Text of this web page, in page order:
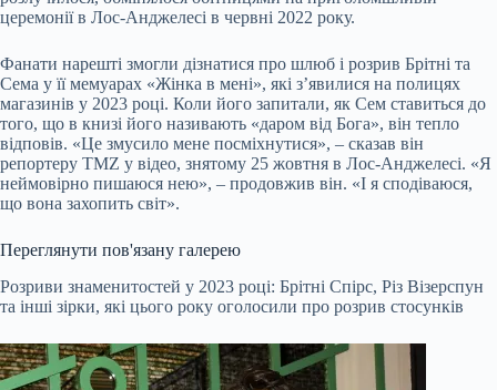
церемонії в Лос-Анджелесі в червні 2022 року.
Фанати нарешті змогли дізнатися про шлюб і розрив Брітні та
Сема у її мемуарах «Жінка в мені», які з’явилися на полицях
магазинів у 2023 році. Коли його запитали, як Сем ставиться до
того, що в книзі його називають «даром від Бога», він тепло
відповів. «Це змусило мене посміхнутися», – сказав він
репортеру TMZ у відео, знятому 25 жовтня в Лос-Анджелесі. «Я
неймовірно пишаюся нею», – продовжив він. «І я сподіваюся,
що вона захопить світ».
Переглянути пов'язану галерею
Розриви знаменитостей у 2023 році: Брітні Спірс, Різ Візерспун
та інші зірки, які цього року оголосили про розрив стосунків